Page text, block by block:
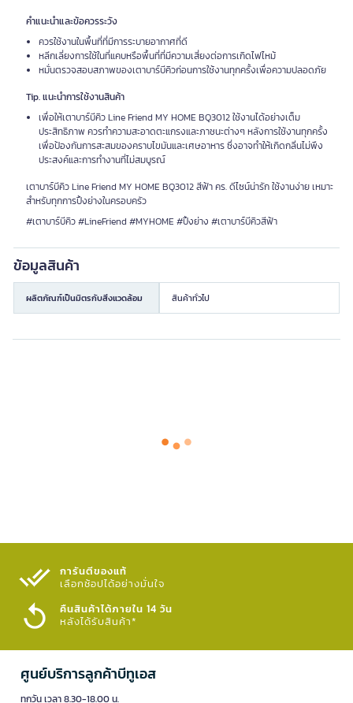
คำแนะนำและข้อควรระวัง
ควรใช้งานในพื้นที่ที่มีการระบายอากาศที่ดี
หลีกเลี่ยงการใช้ในที่แคบหรือพื้นที่ที่มีความเสี่ยงต่อการเกิดไฟไหม้
หมั่นตรวจสอบสภาพของเตาบาร์บีคิวก่อนการใช้งานทุกครั้งเพื่อความปลอดภัย
Tip. แนะนำการใช้งานสินค้า
เพื่อให้เตาบาร์บีคิว Line Friend MY HOME BQ3012 ใช้งานได้อย่างเต็ม
ประสิทธิภาพ ควรทำความสะอาดตะแกรงและภาชนะต่างๆ หลังการใช้งานทุกครั้ง
เพื่อป้องกันการสะสมของคราบไขมันและเศษอาหาร ซึ่งอาจทำให้เกิดกลิ่นไม่พึง
ประสงค์และการทำงานที่ไม่สมบูรณ์
เตาบาร์บีคิว Line Friend MY HOME BQ3012 สีฟ้า คร. ดีไซน์น่ารัก ใช้งานง่าย เหมาะ
สำหรับทุกการปิ้งย่างในครอบครัว
#เตาบาร์บีคิว #LineFriend #MYHOME #ปิ้งย่าง #เตาบาร์บีคิวสีฟ้า
ข้อมูลสินค้า
ผลิตภัณฑ์เป็นมิตรกับสิ่งแวดล้อม สินค้าทั่วไป
การันตีของแท้
เลือกช้อปได้อย่างมั่นใจ​
คืนสินค้าได้ภายใน 14 วัน
หลังได้รับสินค้า*
ศูนย์บริการลูกค้าบีทูเอส
ทุกวัน เวลา 8.30-18.00 น.